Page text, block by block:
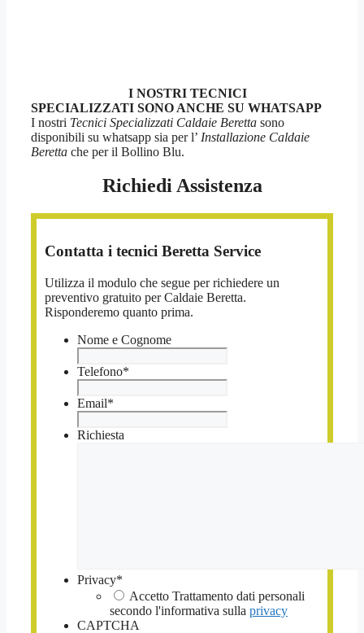
I NOSTRI TECNICI
SPECIALIZZATI SONO ANCHE SU WHATSAPP
I nostri Tecnici Specializzati Caldaie Beretta sono
disponibili su whatsapp sia per l’ Installazione Caldaie
Beretta che per il Bollino Blu.
Richiedi Assistenza
Contatta i tecnici Beretta Service
Utilizza il modulo che segue per richiedere un
preventivo gratuito per Caldaie Beretta.
Risponderemo quanto prima.
Nome e Cognome
Telefono*
Email*
Richiesta
Privacy*
Accetto Trattamento dati personali
secondo l'informativa sulla privacy
CAPTCHA